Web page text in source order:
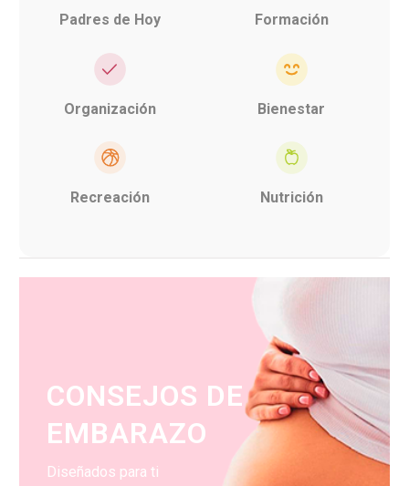
Padres de Hoy Formación
Organización Bienestar
Recreación Nutrición
CONSEJOS DE
EMBARAZO
Diseñados para ti